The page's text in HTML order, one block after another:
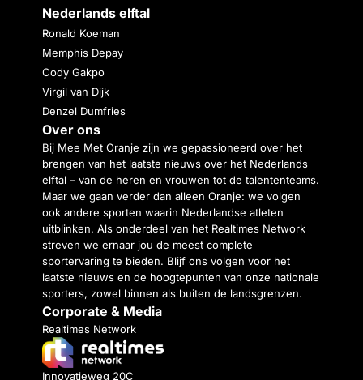
Nederlands elftal
Ronald Koeman
Memphis Depay
Cody Gakpo
Virgil van Dijk
Denzel Dumfries
Over ons
Bij Mee Met Oranje zijn we gepassioneerd over het
brengen van het laatste nieuws over het Nederlands
elftal – van de heren en vrouwen tot de talententeams.
Maar we gaan verder dan alleen Oranje: we volgen
ook andere sporten waarin Nederlandse atleten
uitblinken. Als onderdeel van het Realtimes Network
streven we ernaar jou de meest complete
sportervaring te bieden. Blijf ons volgen voor het
laatste nieuws en de hoogtepunten van onze nationale
sporters, zowel binnen als buiten de landsgrenzen.
Corporate & Media
Realtimes Network
Innovatieweg 20C